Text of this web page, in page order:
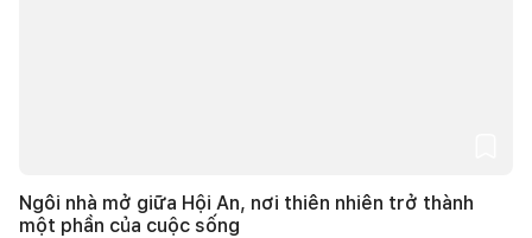
Ngôi nhà mở giữa Hội An, nơi thiên nhiên trở thành
một phần của cuộc sống